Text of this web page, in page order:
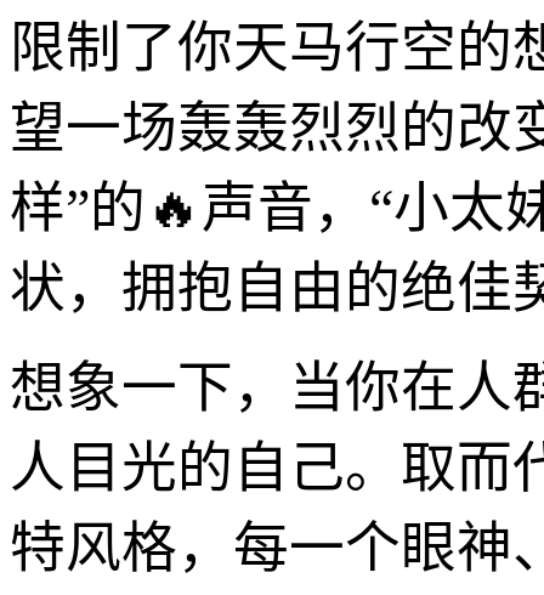
限制了你天马行空的
望一场轰轰烈烈的改
样”的🔥声音，“小太
状，拥抱自由的绝佳
想象一下，当你在人
人目光的自己。取而
特风格，每一个眼神